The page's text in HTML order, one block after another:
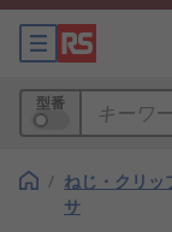
型番
/ ねじ・クリッ
サ